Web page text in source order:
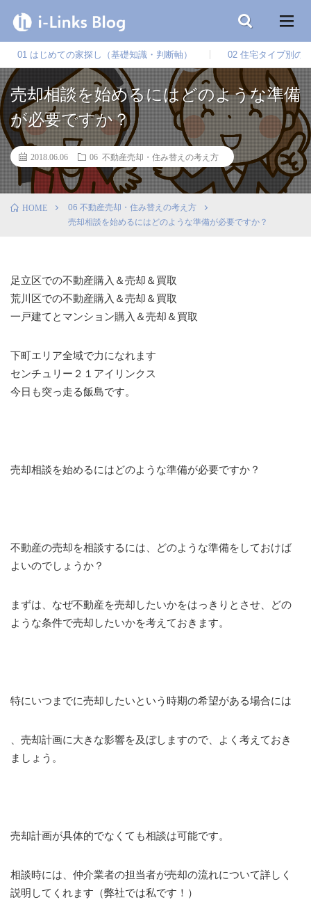
01 はじめての家探し（基礎知識・判断軸） 02 住宅タイプ別の
売却相談を始めるにはどのような準備
が必要ですか？
2018.06.06 06 不動産売却・住み替えの考え方
HOME
06 不動産売却・住み替えの考え方
売却相談を始めるにはどのような準備が必要ですか？
足立区での不動産購入＆売却＆買取
荒川区での不動産購入＆売却＆買取
一戸建てとマンション購入＆売却＆買取
下町エリア全域で力になれます
センチュリー２１アイリンクス
今日も突っ走る飯島です。
売却相談を始めるにはどのような準備が必要ですか？
不動産の売却を相談するには、どのような準備をしておけば
よいのでしょうか？
まずは、なぜ不動産を売却したいかをはっきりとさせ、どの
ような条件で売却したいかを考えておきます。
特にいつまでに売却したいという時期の希望がある場合には
、売却計画に大きな影響を及ぼしますので、よく考えておき
ましょう。
売却計画が具体的でなくても相談は可能です。
相談時には、仲介業者の担当者が売却の流れについて詳しく
説明してくれます（弊社では私です！）